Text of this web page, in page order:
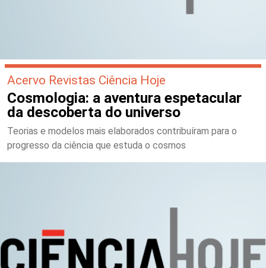
Acervo Revistas Ciência Hoje
Cosmologia: a aventura espetacular
da descoberta do universo
Teorias e modelos mais elaborados contribuíram para o
progresso da ciência que estuda o cosmos